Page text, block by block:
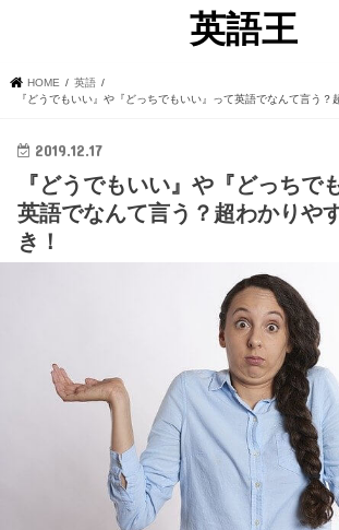
英語王
HOME
英語
『どうでもいい』や『どっちでもいい』って英語でなんて言う？
2019.12.17
『どうでもいい』や『どっちで
英語でなんて言う？超わかりや
き！